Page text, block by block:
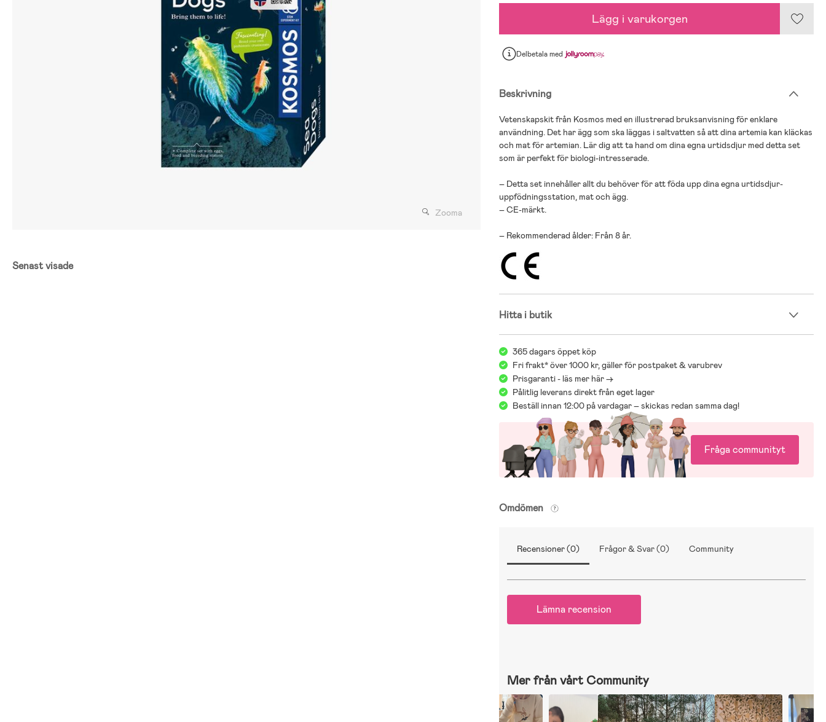
Zooma
Senast visade
Lägg i varukorgen
Delbetalamed
Beskrivning
Vetenskapskit från Kosmos med en illustrerad bruksanvisning för enklare
användning. Det har ägg som ska läggas i saltvatten så att dina artemia kan kläckas
och mat för artemian. Lär dig att ta hand om dina egna urtidsdjur med detta set
som är perfekt för biologi-intresserade.
– Detta set innehåller allt du behöver för att föda upp dina egna urtidsdjur-
uppfödningsstation, mat och ägg.
– CE-märkt.
– Rekommenderad ålder: Från 8 år.
Hitta i butik
365 dagars öppet köp
Fri frakt* över 1000 kr, gäller för postpaket & varubrev
Prisgaranti - läs mer här ->
Pålitlig leverans direkt från eget lager
Beställ innan 12:00 på vardagar – skickas redan samma dag!
Fråga communityt
Omdömen
Recensioner (0) Frågor & Svar (0) Community
Lämna recension
Mer från vårt Community